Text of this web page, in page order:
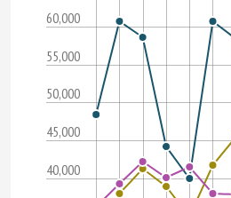
40,000
45,000
50,000
55,000
60,000